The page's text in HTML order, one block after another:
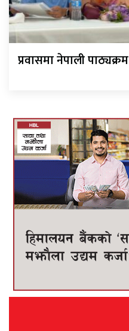
प्रवासमा नेपाली पाठ्यक्रम